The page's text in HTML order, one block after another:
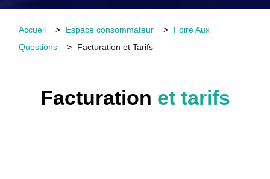
Accueil Espace consommateur
Foire Aux
Questions
Facturation et Tarifs
Facturation et tarifs